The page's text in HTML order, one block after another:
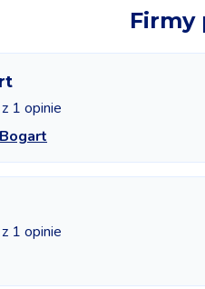
Firmy
1 opinie
1 opinie